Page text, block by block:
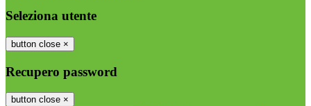
Seleziona utente
button close ×
Recupero password
button close ×